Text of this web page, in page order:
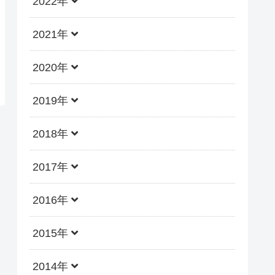
2021年
2020年
2019年
2018年
2017年
2016年
2015年
2014年